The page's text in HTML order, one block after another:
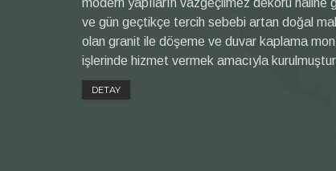
modern yapıların vazgeçilmez dekoru haline
ve gün geçtikçe tercih sebebi artan doğal
olan granit ile döşeme ve duvar kaplama
işlerinde hizmet vermek amacıyla
DETAY